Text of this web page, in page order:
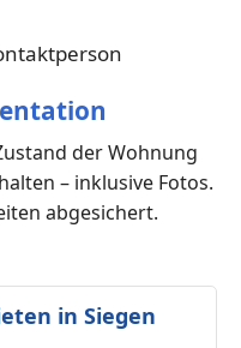
der Wohnung
– inklusive Fotos.
abgesichert.
in Siegen